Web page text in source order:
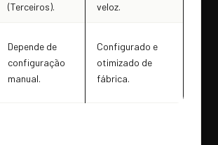
(Terceiros).
veloz.
Depende de
configuração
manual.
Configurado e
otimizado de
fábrica.